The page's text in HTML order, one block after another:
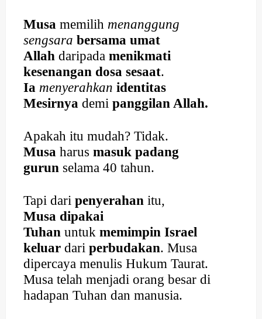
Musa memilih menanggung
sengsara bersama umat
Allah daripada menikmati
kesenangan dosa sesaat.
Ia menyerahkan identitas
Mesirnya demi panggilan Allah.
Apakah itu mudah? Tidak.
Musa harus masuk padang
gurun selama 40 tahun.
Tapi dari penyerahan itu,
Musa dipakai
Tuhan untuk memimpin Israel
keluar dari perbudakan. Musa
dipercaya menulis Hukum Taurat.
Musa telah menjadi orang besar di
hadapan Tuhan dan manusia.